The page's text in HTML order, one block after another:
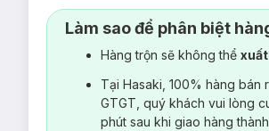
Làm sao để phân biệt
Hàng trộn sẽ không thể xuất
Tại Hasaki, 100% hàng bán
GTGT, quý khách vui lòng
phút sau khi giao hàng